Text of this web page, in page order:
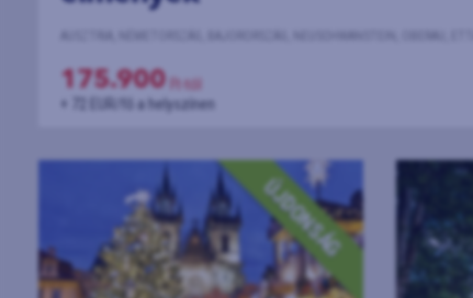
175.900
+ 72 EUR/fő a helyszínen
KÖVETKEZŐ INDULÁSOK:
2026-09-10 CSÜTÖRTÖK
ÚJDONSÁG